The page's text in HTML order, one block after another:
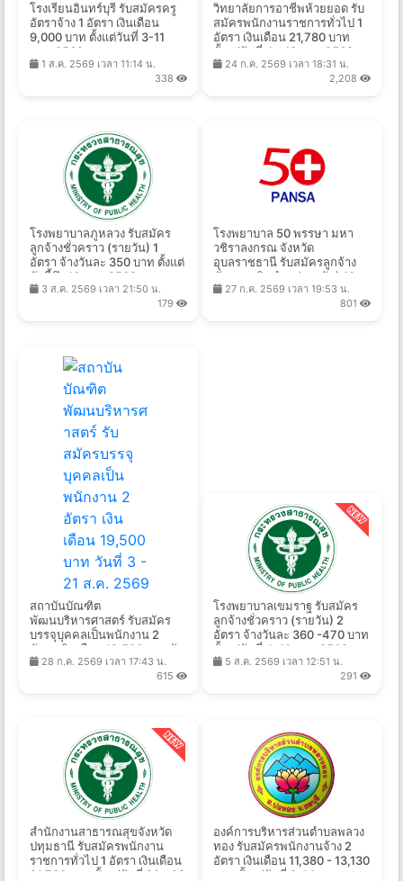
โรงเรียนอินทร์บุรี รับสมัครครู
อัตราจ้าง 1 อัตรา เงินเดือน
9,000 บาท ตั้งแต่วันที่ 3-11
ส.ค. 2569
1 ส.ค. 2569 เวลา 11:14 น.
338
วิทยาลัยการอาชีพห้วยยอด รับ
สมัครพนักงานราชการทั่วไป 1
อัตรา เงินเดือน 21,780 บาท
ตั้งแต่วันที่ 4 - 13 ส.ค. 2569
24 ก.ค. 2569 เวลา 18:31 น.
2,208
โรงพยาบาลภูหลวง รับสมัคร
ลูกจ้างชั่วคราว (รายวัน) 1
อัตรา จ้างวันละ 350 บาท ตั้งแต่
บัดนี้ถึง 10 ส.ค. 2569
3 ส.ค. 2569 เวลา 21:50 น.
179
โรงพยาบาล 50 พรรษา มหา
วชิราลงกรณ จังหวัด
อุบลราชธานี รับสมัครลูกจ้าง
ชั่วคราวเงินบำรุง(รายวัน) 10
อัตรา ค่าจ้างวันละ 305 บาท
ตั้งแต่วันที่ 31 ก.ค. - 14 ส.ค.
2569
27 ก.ค. 2569 เวลา 19:53 น.
801
สถาบันบัณฑิต
พัฒนบริหารศาสตร์ รับสมัคร
บรรจุบุคคลเป็นพนักงาน 2
อัตรา เงินเดือน 19,500 บาท วัน
ที่ 3 - 21 ส.ค. 2569
28 ก.ค. 2569 เวลา 17:43 น.
615
โรงพยาบาลเขมราฐ รับสมัคร
ลูกจ้างชั่วคราว (รายวัน) 2
อัตรา จ้างวันละ 360 -470 บาท
ตั้งแต่วันที่ 4-18 ส.ค. 2569
5 ส.ค. 2569 เวลา 12:51 น.
291
สํานักงานสาธารณสุขจังหวัด
ปทุมธานี รับสมัครพนักงาน
ราชการทั่วไป 1 อัตรา เงินเดือน
21,780 บาท ตั้งแต่วันที่ 20 - 28
องค์การบริหารส่วนตำบลพลวง
ทอง รับสมัครพนักงานจ้าง 2
อัตรา เงินเดือน 11,380 - 13,130
บาท ตั้งแต่วันที่ 3-14 ส.ค.